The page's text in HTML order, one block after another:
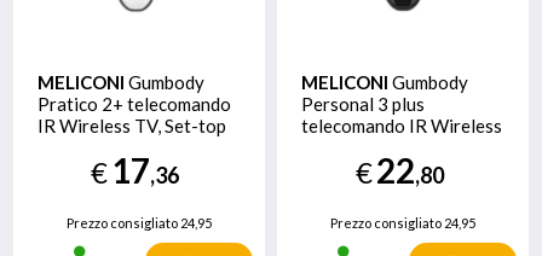
MELICONI Gumbody
Pratico 2+ telecomando
IR Wireless TV, Set-top
€17,36
Prezzo consigliato24,95
MELICONI Gumbody
Personal 3 plus
telecomando IR Wireless
€22,80
Prezzo consigliato 24,95